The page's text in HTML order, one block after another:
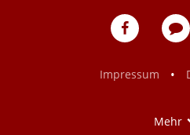
Impressum
•
Mehr